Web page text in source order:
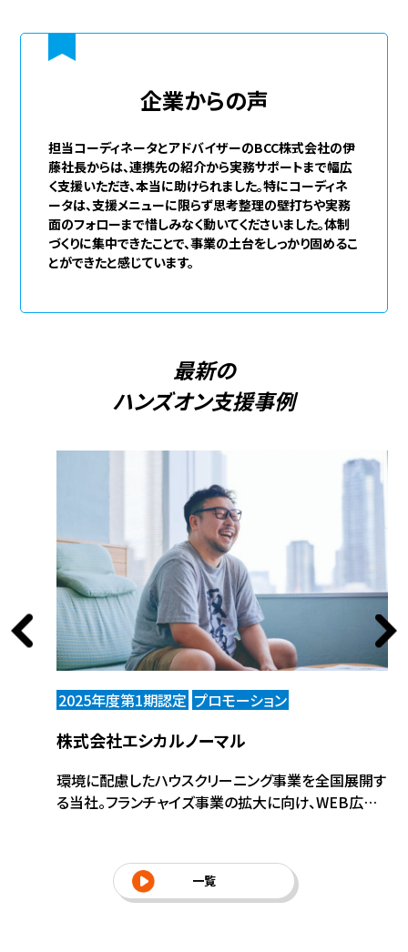
企業からの声
担当コーディネータとアドバイザーのBCC株式会社の伊
藤社長からは、連携先の紹介から実務サポートまで幅広
く支援いただき、本当に助けられました。特にコーディネ
ータは、支援メニューに限らず思考整理の壁打ちや実務
面のフォローまで惜しみなく動いてくださいました。体制
づくりに集中できたことで、事業の土台をしっかり固めるこ
とができたと感じています。
最新の
ハンズオン支援事例
向けサ
2025年度第1期認定 プロモーション
株式会社エシカルノーマル
環境に配慮したハウスクリーニング事業を全国展開す
る当社。フランチャイズ事業の拡大に向け、WEB広告
修体制を整備。エシカル(倫理的)な思いに共感しても
らえる仲間の加盟拡大を進める基盤づくりに取り組ん
一覧